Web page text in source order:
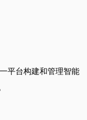
平台构建和管理智能